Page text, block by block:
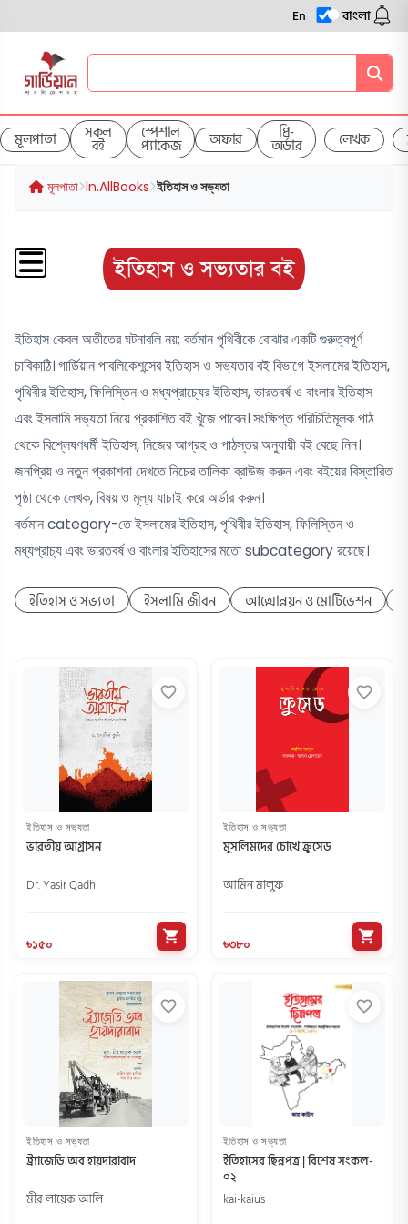
En বাংলা
মূলপাতা সকল
বই
স্পেশাল
প্যাকেজ অফার প্রি-
অর্ডার লেখক
মূলপাতা ln.AllBooks ইতিহাস ও সভ্যতা
ইতিহাস ও সভ্যতার বই
ইতিহাস কেবল অতীতের ঘটনাবলি নয়; বর্তমান পৃথিবীকে বোঝার একটি গুরুত্বপূর্ণ
চাবিকাঠি। গার্ডিয়ান পাবলিকেশন্সের ইতিহাস ও সভ্যতার বই বিভাগে ইসলামের ইতিহাস,
পৃথিবীর ইতিহাস, ফিলিস্তিন ও মধ্যপ্রাচ্যের ইতিহাস, ভারতবর্ষ ও বাংলার ইতিহাস
এবং ইসলামি সভ্যতা নিয়ে প্রকাশিত বই খুঁজে পাবেন। সংক্ষিপ্ত পরিচিতিমূলক পাঠ
থেকে বিশ্লেষণধর্মী ইতিহাস, নিজের আগ্রহ ও পাঠস্তর অনুযায়ী বই বেছে নিন।
জনপ্রিয় ও নতুন প্রকাশনা দেখতে নিচের তালিকা ব্রাউজ করুন এবং বইয়ের বিস্তারিত
পৃষ্ঠা থেকে লেখক, বিষয় ও মূল্য যাচাই করে অর্ডার করুন।
বর্তমান category-তে ইসলামের ইতিহাস, পৃথিবীর ইতিহাস, ফিলিস্তিন ও
ইতিহাস ও সভ্যতা ইসলামি জীবন আত্মোন্নয়ন ও মোটিভেশন
favorite_border
ইতিহাস ও সভ্যতা
ভারতীয় আগ্রাসন
Dr. Yasir Qadhi
৳১৫০ shopping_cart
favorite_border
ইতিহাস ও সভ্যতা
মুসলিমদের চোখে ক্রুসেড
আমিন মালুফ
৳৩৮০ shopping_cart
favorite_border
ইতিহাস ও সভ্যতা
ট্র্যাজেডি অব হায়দারাবাদ
মীর লায়েক আলি
favorite_border
ইতিহাস ও সভ্যতা
ইতিহাসের ছিন্নপত্র | বিশেষ সংকল-
০২
kai-kaius